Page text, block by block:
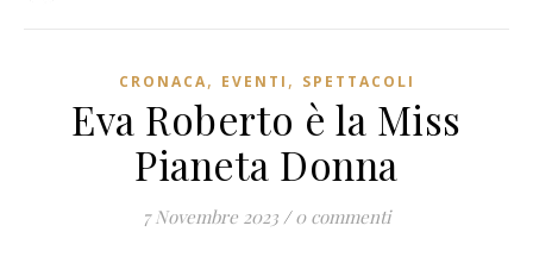
CRONACA, EVENTI , SPETTACOLI
Eva Roberto è la Miss
Pianeta Donna
7 Novembre 2023 / 0 commenti